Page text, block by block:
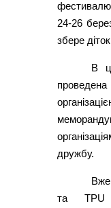
24-26
збере
В
дружбу.
та ТPU